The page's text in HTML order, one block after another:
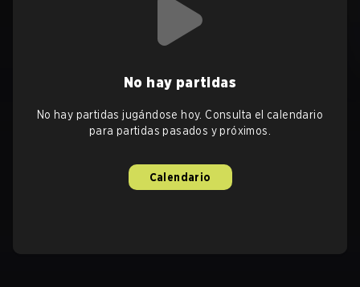
No hay partidas
No hay partidas jugándose hoy. Consulta el calendario
para partidas pasados y próximos.
Calendario